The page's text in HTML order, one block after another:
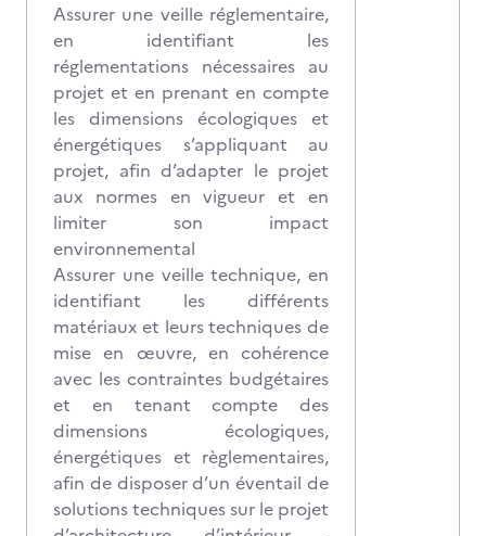
Assurer une veille réglementaire,
en identifiant les
réglementations nécessaires au
projet et en prenant en compte
les dimensions écologiques et
énergétiques s’appliquant au
projet, afin d’adapter le projet
aux normes en vigueur et en
limiter son impact
environnemental
Assurer une veille technique, en
identifiant les différents
matériaux et leurs techniques de
mise en œuvre, en cohérence
avec les contraintes budgétaires
et en tenant compte des
dimensions écologiques,
énergétiques et règlementaires,
afin de disposer d’un éventail de
solutions techniques sur le projet